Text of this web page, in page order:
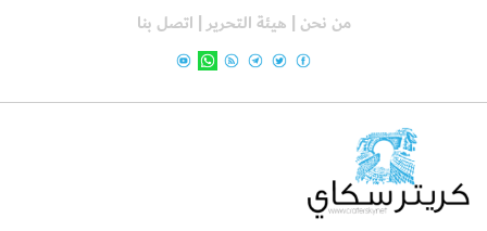
من نحن | هيئة التحرير | اتصل بنا